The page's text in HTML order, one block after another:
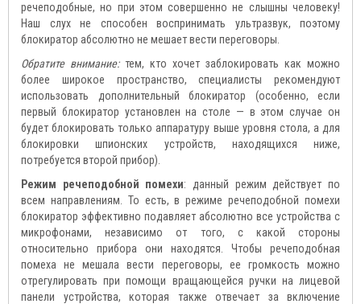
речеподобные, но при этом совершенно не слышны человеку!
Наш слух не способен воспринимать ультразвук, поэтому
блокиратор абсолютно не мешает вести переговоры.
Обратите внимание:тем, кто хочет заблокировать как можно
более широкое пространство, специалисты рекомендуют
использовать дополнительный блокиратор (особенно, если
первый блокиратор установлен на столе — в этом случае он
будет блокировать только аппаратуру выше уровня стола, а для
блокировки шпионских устройств, находящихся ниже,
потребуется второй прибор).
Режим речеподобной помехи: данный режим действует по
всем направлениям. То есть, в режиме речеподобной помехи
блокиратор эффективно подавляет абсолютно все устройства с
микрофонами, независимо от того, с какой стороны
относительно прибора они находятся. Чтобы речеподобная
помеха не мешала вести переговоры, ее громкость можно
отрегулировать при помощи вращающейся ручки на лицевой
панели устройства, которая также отвечает за включение